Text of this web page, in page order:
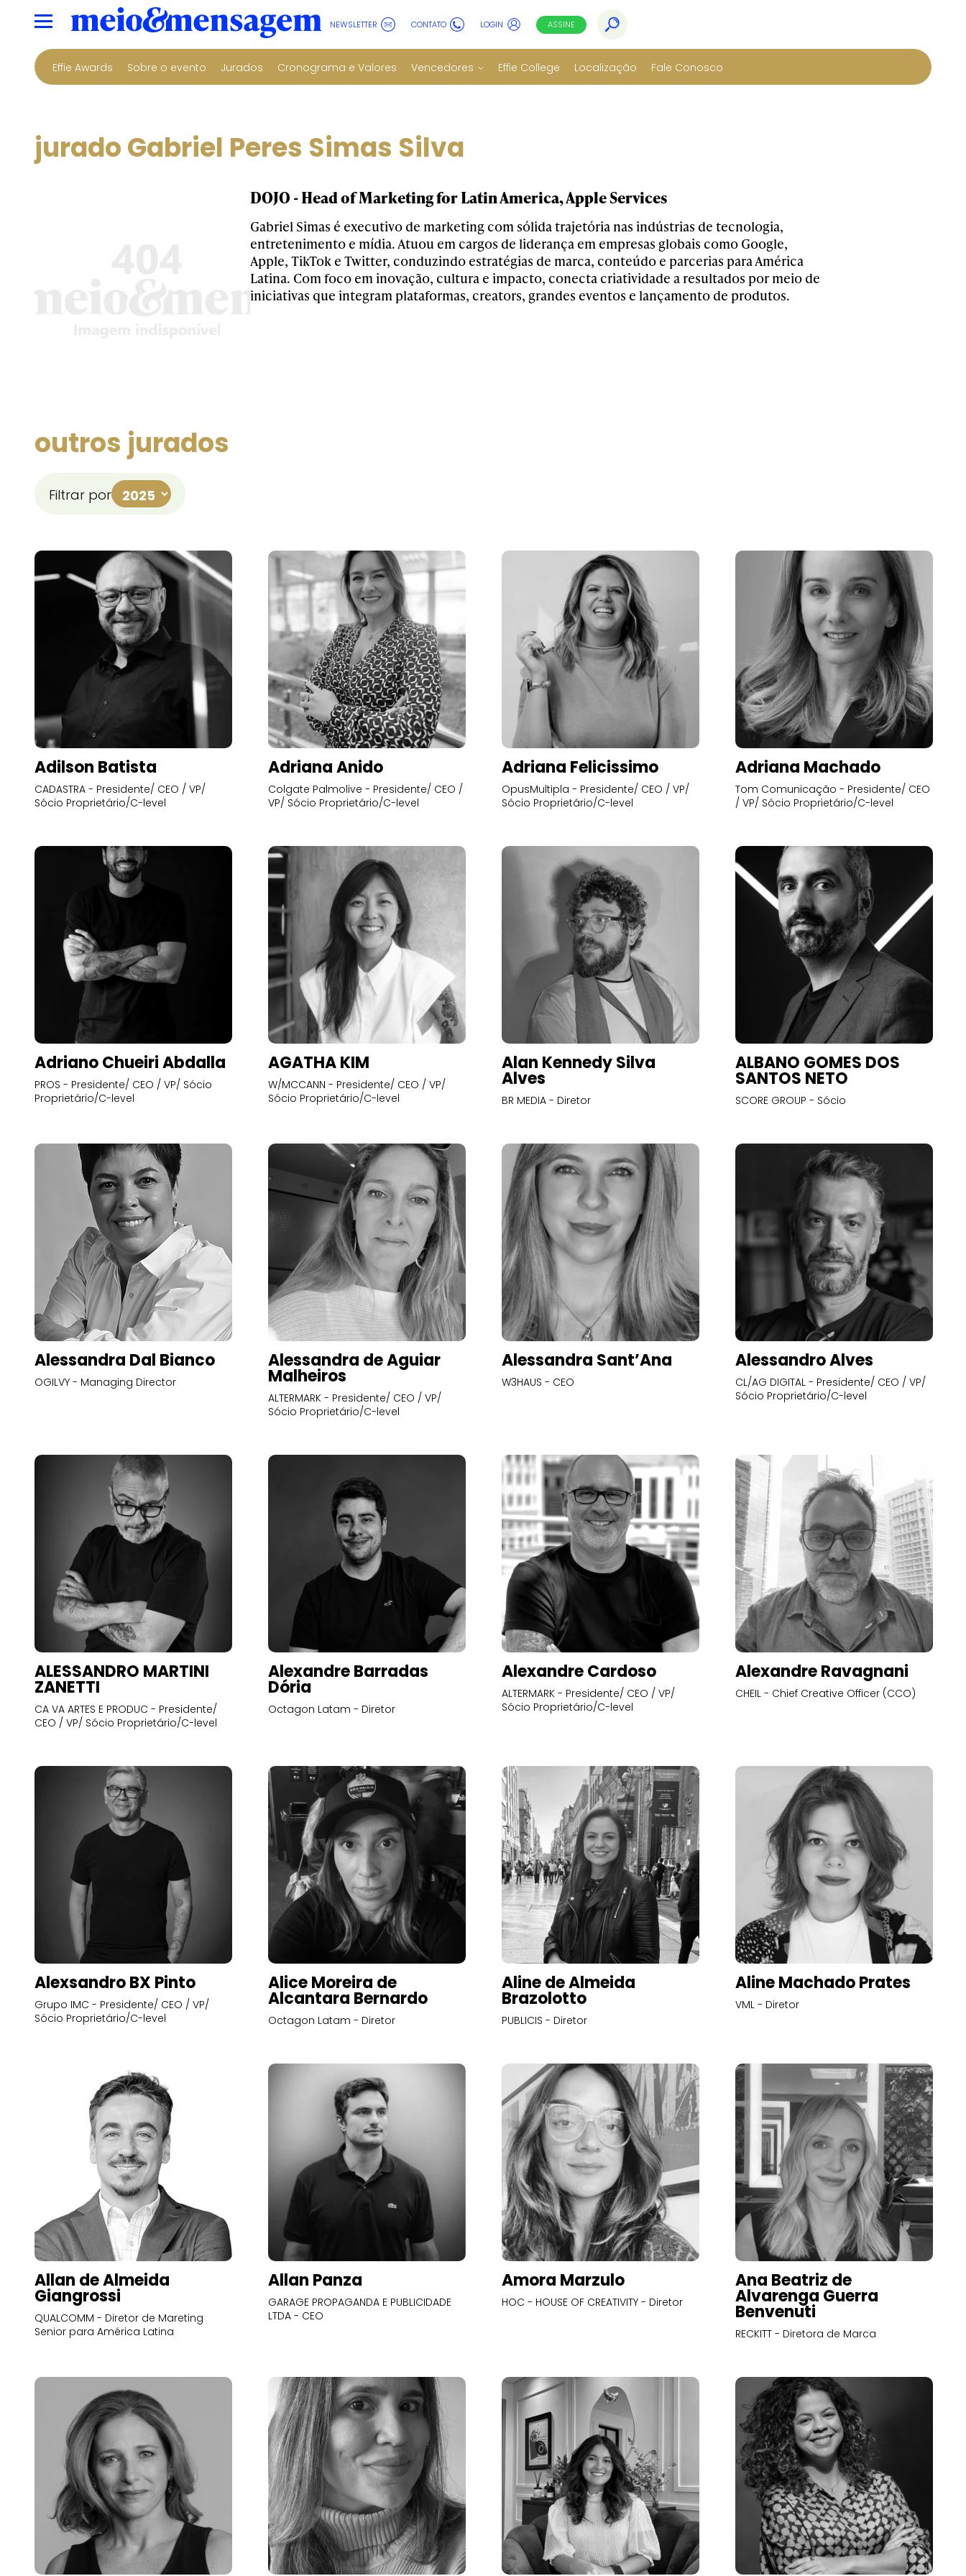
NEWSLETTER CONTATO LOGIN ASSINE
Effie Awards Sobre o evento Jurados Cronograma e Valores Vencedores Effie College Localização Fale Conosco
jurado Gabriel Peres Simas Silva
DOJO - Head of Marketing for Latin America, Apple Services
Gabriel Simas é executivo de marketing com sólida trajetória nas indústrias de tecnologia,
entretenimento e mídia. Atuou em cargos de liderança em empresas globais como Google,
Apple, TikTok e Twitter, conduzindo estratégias de marca, conteúdo e parcerias para América
Latina. Com foco em inovação, cultura e impacto, conecta criatividade a resultados por meio de
iniciativas que integram plataformas, creators, grandes eventos e lançamento de produtos.
outros jurados
Filtrar por
Adilson Batista
CADASTRA - Presidente/ CEO / VP/
Sócio Proprietário/C-level
Adriana Anido
Colgate Palmolive - Presidente/ CEO /
VP/ Sócio Proprietário/C-level
Adriana Felicissimo
OpusMultipla - Presidente/ CEO / VP/
Sócio Proprietário/C-level
Adriana Machado
Tom Comunicação - Presidente/ CEO
/ VP/ Sócio Proprietário/C-level
Adriano Chueiri Abdalla
PROS - Presidente/ CEO / VP/ Sócio
Proprietário/C-level
AGATHA KIM
W/MCCANN - Presidente/ CEO / VP/
Sócio Proprietário/C-level
Alan Kennedy Silva
Alves
BR MEDIA - Diretor
ALBANO GOMES DOS
SANTOS NETO
SCORE GROUP - Sócio
Alessandra Dal Bianco
OGILVY - Managing Director
Alessandra de Aguiar
Malheiros
ALTERMARK - Presidente/ CEO / VP/
Sócio Proprietário/C-level
Alessandra Sant’Ana
W3HAUS - CEO
Alessandro Alves
CL/AG DIGITAL - Presidente/ CEO / VP/
Sócio Proprietário/C-level
ALESSANDRO MARTINI
ZANETTI
CA VA ARTES E PRODUC - Presidente/
CEO / VP/ Sócio Proprietário/C-level
Alexandre Barradas
Dória
Octagon Latam - Diretor
Alexandre Cardoso
ALTERMARK - Presidente/ CEO / VP/
Sócio Proprietário/C-level
Alexandre Ravagnani
CHEIL - Chief Creative Officer (CCO)
Alexsandro BX Pinto
Grupo IMC - Presidente/ CEO / VP/
Sócio Proprietário/C-level
Alice Moreira de
Alcantara Bernardo
Octagon Latam - Diretor
Aline de Almeida
Brazolotto
PUBLICIS - Diretor
Aline Machado Prates
VML - Diretor
Allan de Almeida
Giangrossi
QUALCOMM - Diretor de Mareting
Senior para América Latina
Allan Panza
GARAGE PROPAGANDA E PUBLICIDADE
LTDA - CEO
Amora Marzulo
HOC - HOUSE OF CREATIVITY - Diretor
Ana Beatriz de
Alvarenga Guerra
Benvenuti
RECKITT - Diretora de Marca